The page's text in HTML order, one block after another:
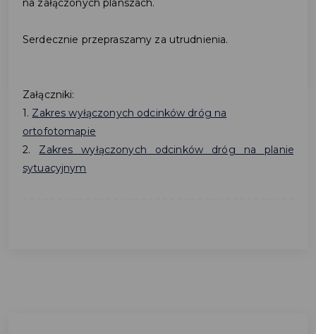
na załączonych planszach.
Serdecznie przepraszamy za utrudnienia.
Załączniki:
1. Zakres wyłączonych odcinków dróg na
ortofotomapie
2. Zakres wyłączonych odcinków dróg na planie
sytuacyjnym